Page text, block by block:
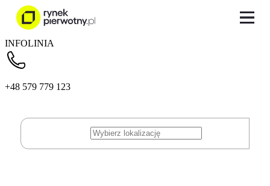
INFOLINIA
+48 579 779 123